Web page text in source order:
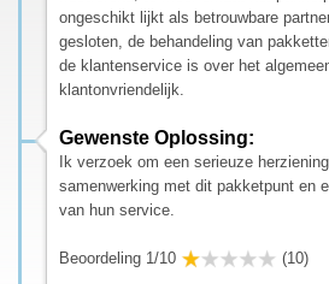
ongeschikt lijkt als betrouwbare
gesloten, de behandeling van
de klantenservice is over het
klantonvriendelijk.
Gewenste Oplossing:
Ik verzoek om een serieuze
samenwerking met dit pakketpunt en
van hun service.
Beoordeling 1/10 (10)